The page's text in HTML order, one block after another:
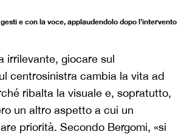
e con la voce, applaudendolo dopo l’intervento
irrilevante, giocare sul
centrosinistra cambia la vita ad
ribalta la visuale e, sopratutto,
un altro aspetto a cui un
priorità. Secondo Bergomi, «si